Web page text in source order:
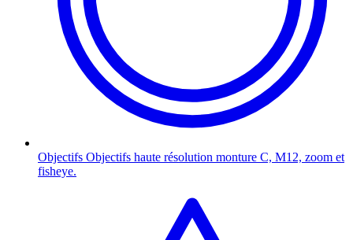
Objectifs Objectifs haute résolution monture C, M12, zoom et
fisheye.